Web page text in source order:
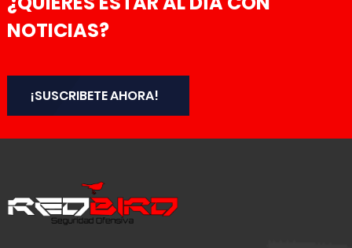
NOTICIAS?
¡SUSCRIBETE AHORA!